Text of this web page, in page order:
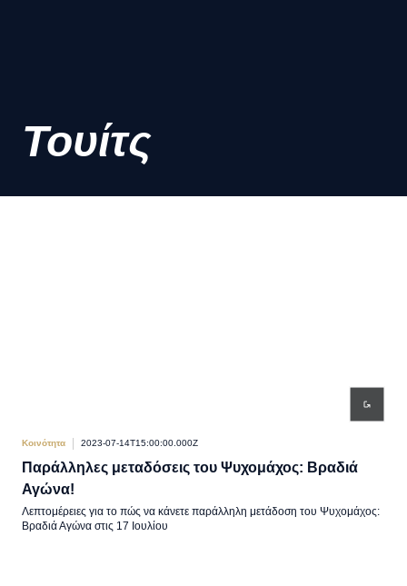
Τουίτς
Κοινότητα 2023-07-14T15:00:00.000Z
Παράλληλες μεταδόσεις του Ψυχομάχος: Βραδιά
Αγώνα!
Λεπτομέρειες για το πώς να κάνετε παράλληλη μετάδοση του Ψυχομάχος:
Βραδιά Αγώνα στις 17 Ιουλίου